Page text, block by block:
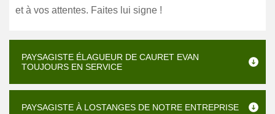
et à vos attentes. Faites lui signe !
PAYSAGISTE ÉLAGUEUR DE CAURET EVAN
TOUJOURS EN SERVICE
PAYSAGISTE À LOSTANGES DE NOTRE ENTREPRISE